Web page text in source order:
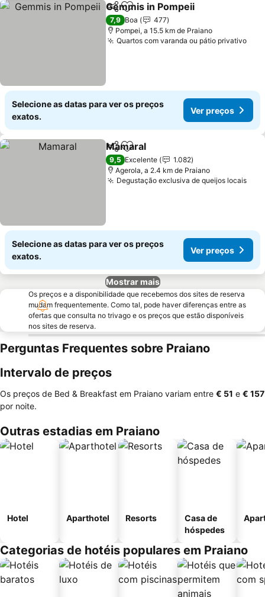
PartilharAdicionar aos favoritos
Gemmis in Pompeii
7,9 Boa
477
Pompei, a 15.5 km de Praiano
Quartos com varanda ou pátio privativoVer
Selecione as datas para ver os preços
exatos.
Ver preços
PartilharAdicionar aos favoritos
Mamaral
9,5 Excelente
1.082
Agerola, a 2.4 km de Praiano
Degustação exclusiva de queijos locaisVer
Selecione as datas para ver os preços
exatos.
Ver preços
Mostrar mais
Os preços e a disponibilidade que recebemos dos sites de reserva
mudam frequentemente. Como tal, pode haver diferenças entre as
ofertas que consulta no trivago e os preços que estão disponíveis
nos sites de reserva.
Perguntas Frequentes sobre Praiano
Intervalo de preços
Os preços de Bed & Breakfast em Praiano variam entre ‎€ 51 e ‎€ 157
por noite.
Outras estadias em Praiano
Hotel Aparthotel Resorts
Casa de
hóspedes
Categorias de hotéis populares em Praiano